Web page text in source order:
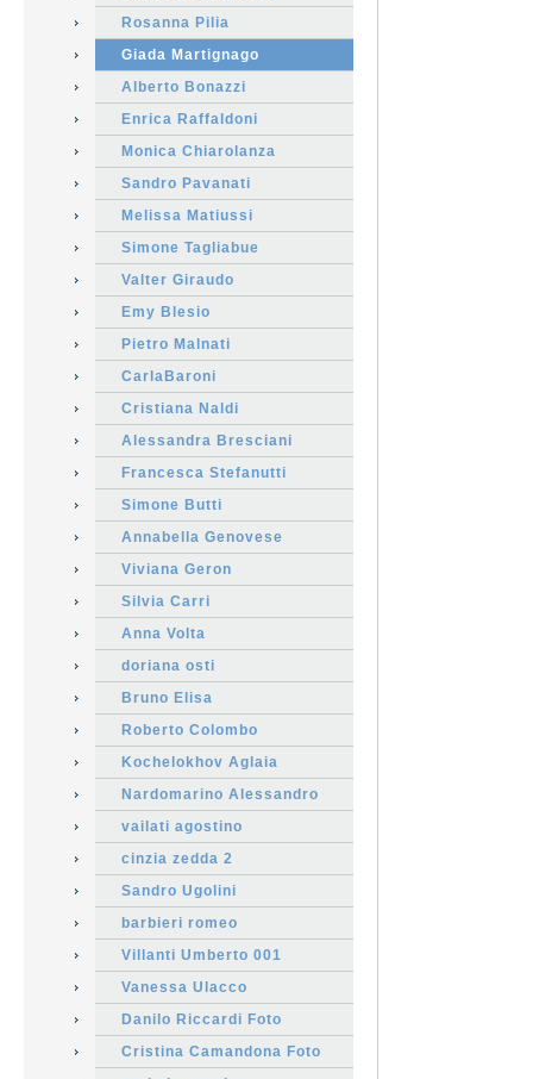
Rosanna Pilia
Giada Martignago
Alberto Bonazzi
Enrica Raffaldoni
Monica Chiarolanza
Sandro Pavanati
Melissa Matiussi
Simone Tagliabue
Valter Giraudo
Emy Blesio
Pietro Malnati
CarlaBaroni
Cristiana Naldi
Alessandra Bresciani
Francesca Stefanutti
Simone Butti
Annabella Genovese
Viviana Geron
Silvia Carri
Anna Volta
doriana osti
Bruno Elisa
Roberto Colombo
Kochelokhov Aglaia
Nardomarino Alessandro
vailati agostino
cinzia zedda 2
Sandro Ugolini
barbieri romeo
Villanti Umberto 001
Vanessa Ulacco
Danilo Riccardi Foto
Cristina Camandona Foto